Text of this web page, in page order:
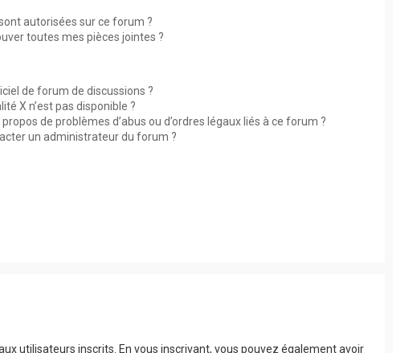
autorisées sur ce forum ?
toutes mes pièces jointes ?
de forum de discussions ?
X n’est pas disponible ?
de problèmes d’abus ou d’ordres légaux liés à ce forum ?
un administrateur du forum ?
utilisateurs inscrits. En vous inscrivant, vous pouvez également avoir